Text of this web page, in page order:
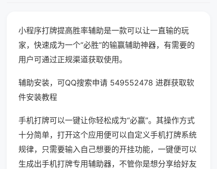
小程序打牌提高胜率辅助是一款可以让一直输的玩
家，快速成为一个“必胜”的输赢辅助神器，有需要的
用户可通过正规渠道获取使用。
辅助安装，可QQ搜索申请 549552478 进群获取软
件安装教程
手机打牌可以一键让你轻松成为“必赢”。其操作方式
十分简单，打开这个应用便可以自定义手机打牌系统
规律，只需要输入自己想要的开挂功能，一键便可以
生成出手机打牌专用辅助器，不管你是想分享给好友